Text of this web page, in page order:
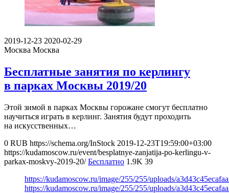
2019-12-23 2020-02-29
Москва Москва
Бесплатные занятия по керлингу
в парках Москвы 2019/20
Этой зимой в парках Москвы горожане смогут бесплатно
научиться играть в керлинг. Занятия будут проходить
на искусственных…
0 RUB https://schema.org/InStock 2019-12-23T19:59:00+03:00
https://kudamoscow.ru/event/besplatnye-zanjatija-po-kerlingu-v-
parkax-moskvy-2019-20/ Бесплатно 1.9K 39
https://kudamoscow.ru/image/255/255/uploads/
https://kudamoscow.ru/image/255/255/uploads/